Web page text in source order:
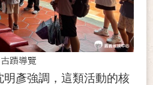
古蹟導覽
彥強調，這類活動的核